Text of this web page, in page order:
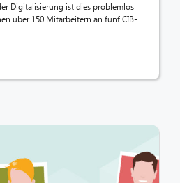
Digitalisierung ist dies problemlos
über 150 Mitarbeitern an fünf CIB-